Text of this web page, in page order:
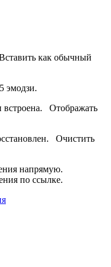
как обычный
эмодзи.
встроена. Отображать
Очистить
напрямую.
по ссылке.